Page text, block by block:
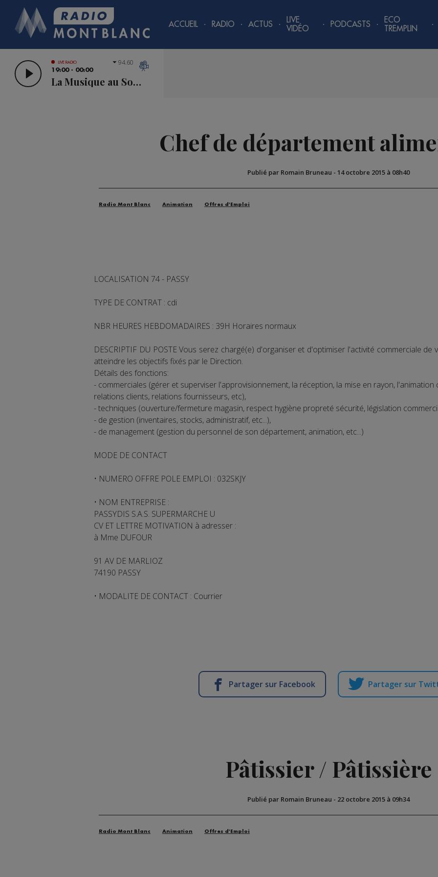
ACCUEIL RADIO ACTUS
LIVE
VIDÉO
PODCASTS
ECO
TREMPLIN
LIVE RADIO
19:00 - 00:00
La Musique au Sommet
94.60
Chef de département
Publié par Romain Bruneau - 14 octobre 2015 à 08h40
Radio Mont Blanc Animation Offres d'Emploi
LOCALISATION 74 - PASSY
TYPE DE CONTRAT : cdi
NBR HEURES HEBDOMADAIRES : 39H Horaires normaux
DESCRIPTIF DU POSTE Vous serez chargé(e) d'organiser et d'optimiser l'activité commerciale
atteindre les objectifs fixés par le Direction.
Détails des fonctions:
- commerciales (gérer et superviser l'approvisionnement, la réception, la mise en rayon,
relations clients, relations fournisseurs, etc),
- techniques (ouverture/fermeture magasin, respect hygiène propreté sécurité, législation
- de gestion (inventaires, stocks, administratif, etc...),
- de management (gestion du personnel de son département, animation, etc...)
MODE DE CONTACT
• NUMERO OFFRE POLE EMPLOI : 032SKJY
• NOM ENTREPRISE :
PASSYDIS S.A.S. SUPERMARCHE U
CV ET LETTRE MOTIVATION à adresser :
à Mme DUFOUR
91 AV DE MARLIOZ
74190 PASSY
• MODALITE DE CONTACT : Courrier
Partager sur Facebook Partager sur
Pâtissier / Pâtissière
Publié par Romain Bruneau - 22 octobre 2015 à 09h34
Radio Mont Blanc Animation Offres d'Emploi